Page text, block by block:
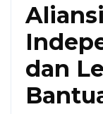
dan